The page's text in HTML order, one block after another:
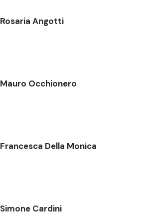
Rosaria Angotti
Mauro Occhionero
Francesca Della Monica
Simone Cardini